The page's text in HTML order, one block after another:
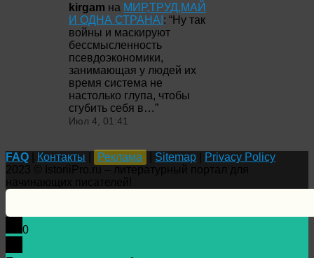
kirgam на МИР,ТРУД,МАЙ
И ОДНА СТРАНА!: “Ну так
войны и маскируют
бессмысленность
псевдоэкономики,
занимающая у людей их
время система не
настолько глупа, чтобы
сгубить себя в…”
Июл 4, 01:41
FAQ Контакты Реклама Sitemap
Privacy Policy
0